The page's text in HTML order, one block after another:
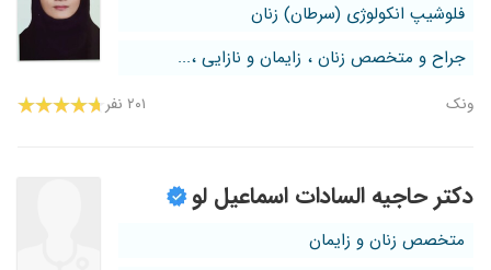
فلوشیپ انکولوژی (سرطان) زنان
جراح و متخصص زنان ، زایمان و نازایی ،...
ونک ۲۰۱ نفر
دکتر حاجیه السادات اسماعیل لو
متخصص زنان و زایمان